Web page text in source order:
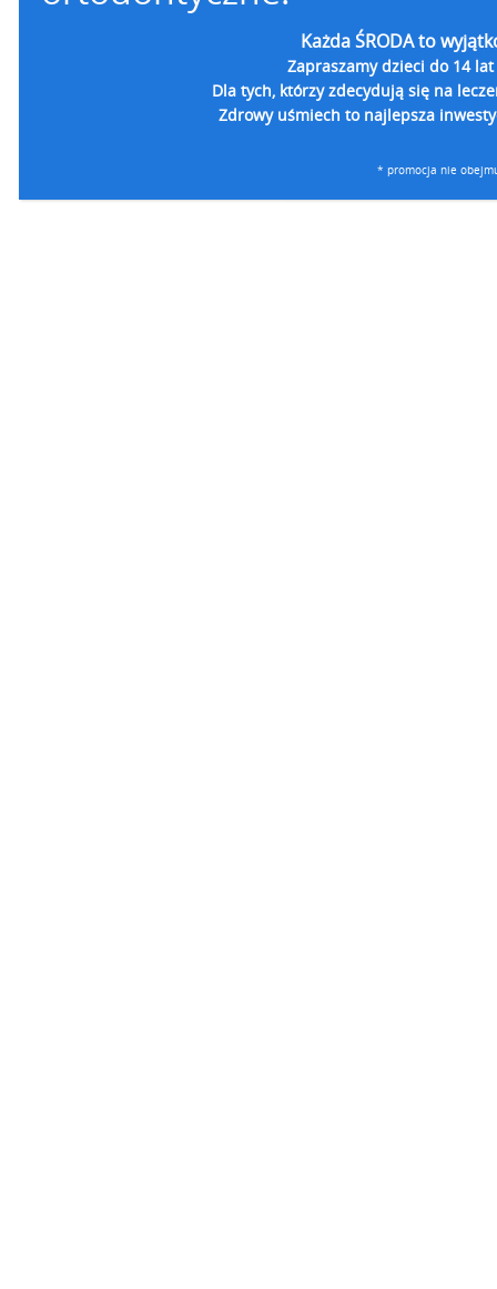
Każda ŚRODA to
Zapraszamy dzieci do 14
Dla tych, którzy zdecydują się na
Zdrowy uśmiech to najlepsza
* promocja nie